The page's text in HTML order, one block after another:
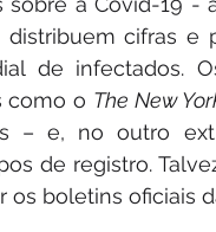
cifras e
de infectados.
como o The New
– e, no outro
de registro.
os boletins oficiais